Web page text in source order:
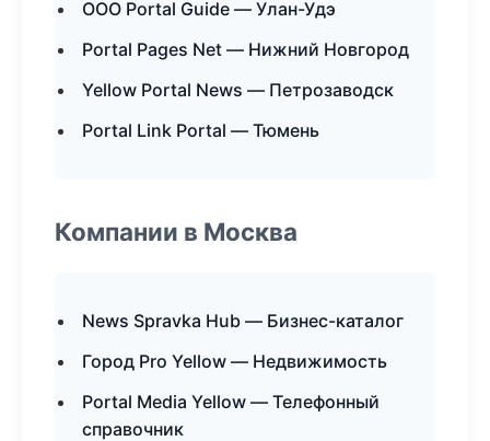
ООО Portal Guide — Улан-Удэ
Portal Pages Net — Нижний Новгород
Yellow Portal News — Петрозаводск
Portal Link Portal — Тюмень
Компании в Москва
News Spravka Hub — Бизнес-каталог
Город Pro Yellow — Недвижимость
Portal Media Yellow — Телефонный
справочник